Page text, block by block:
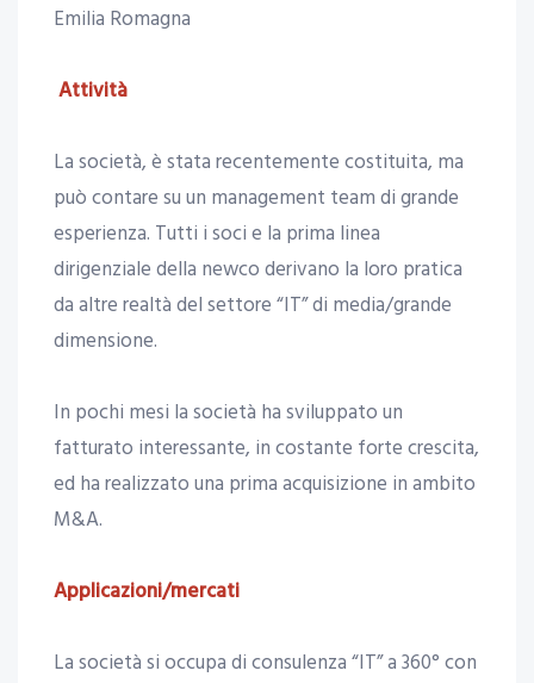
Emilia Romagna
Attività
La società, è stata recentemente costituita, ma
può contare su un management team di grande
esperienza. Tutti i soci e la prima linea
dirigenziale della newco derivano la loro pratica
da altre realtà del settore “IT” di media/grande
dimensione.
In pochi mesi la società ha sviluppato un
fatturato interessante, in costante forte crescita,
ed ha realizzato una prima acquisizione in ambito
M&A.
Applicazioni/mercati
La società si occupa di consulenza “IT” a 360° con